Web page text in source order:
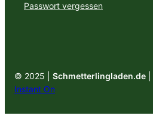
Passwort vergessen
© 2025 | Schmetterlingladen.de
Instant On